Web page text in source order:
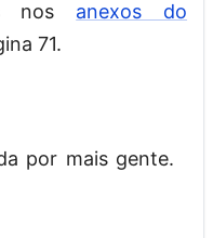
nos anexos do
71.
por mais gente.